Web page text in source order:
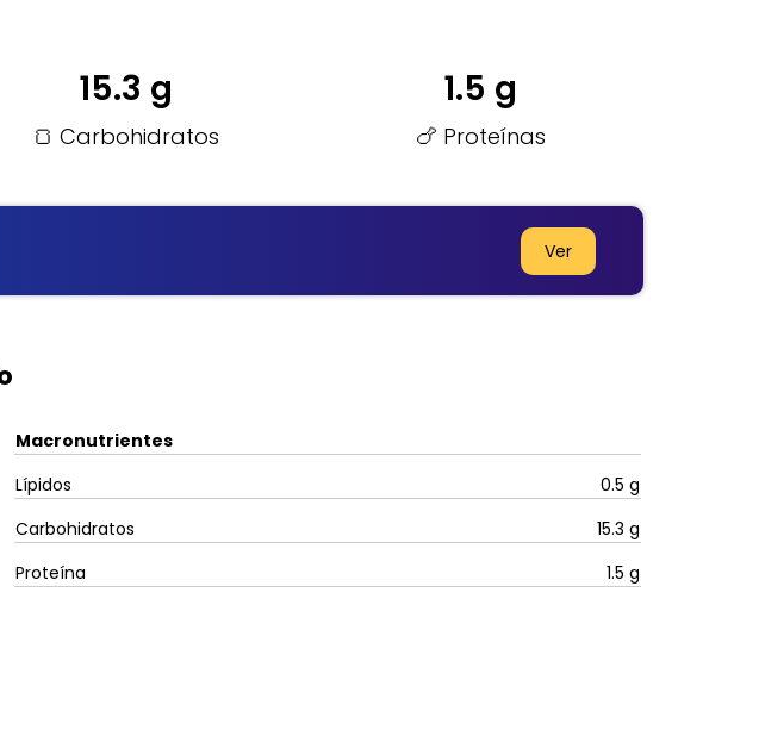
15.3 g
🍞 Carbohidratos
1.5 g
🍗 Proteínas
Ver
Macronutrientes
Lípidos
0.5 g
Carbohidratos
15.3 g
Proteína
1.5 g